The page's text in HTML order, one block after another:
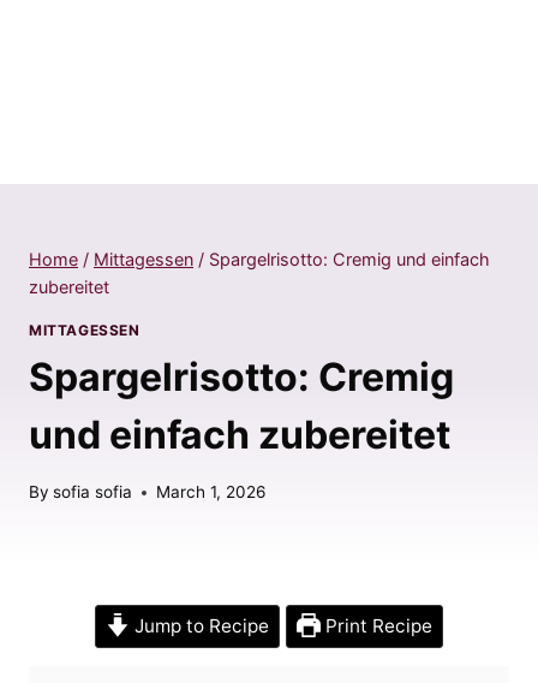
Home / Mittagessen / Spargelrisotto: Cremig und einfach
zubereitet
MITTAGESSEN
Spargelrisotto: Cremig
und einfach zubereitet
By sofia sofia March 1, 2026
Jump to Recipe Print Recipe